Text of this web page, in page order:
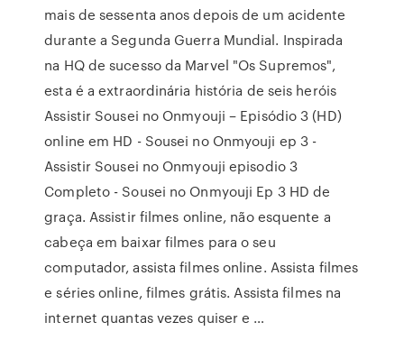
mais de sessenta anos depois de um acidente
durante a Segunda Guerra Mundial. Inspirada
na HQ de sucesso da Marvel "Os Supremos",
esta é a extraordinária história de seis heróis
Assistir Sousei no Onmyouji – Episódio 3 (HD)
online em HD - Sousei no Onmyouji ep 3 -
Assistir Sousei no Onmyouji episodio 3
Completo - Sousei no Onmyouji Ep 3 HD de
graça. Assistir filmes online, não esquente a
cabeça em baixar filmes para o seu
computador, assista filmes online. Assista filmes
e séries online, filmes grátis. Assista filmes na
internet quantas vezes quiser e …